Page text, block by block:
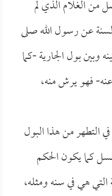
الغلام الذي لم
عن رسول الله صلى
وبين بول الجارية -كما
فهو يرش منه،
التطهر من هذا البول
كما يكون الحكم
التي هي في سنه ومثله،